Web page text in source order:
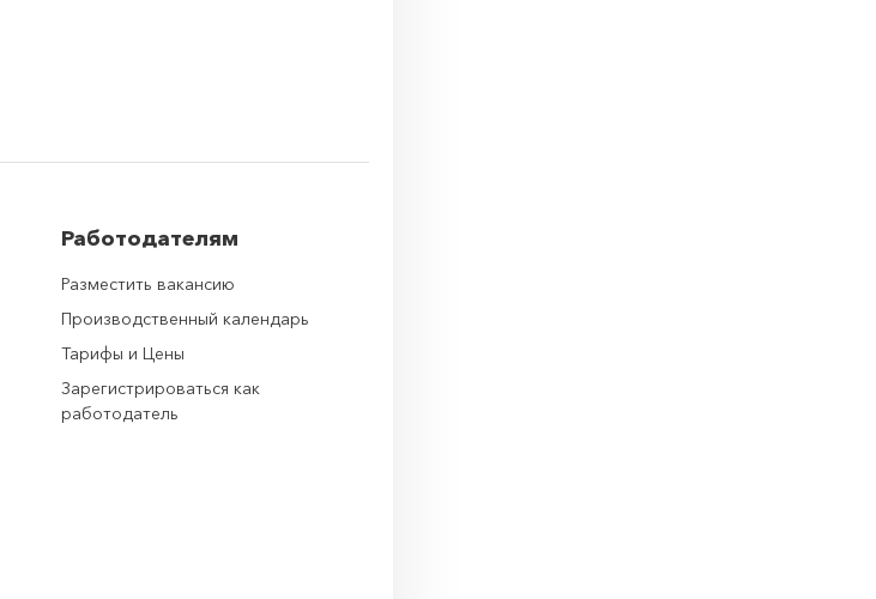
Работодателям
Разместить вакансию
Производственный календарь
Тарифы и Цены
Зарегистрироваться как
работодатель